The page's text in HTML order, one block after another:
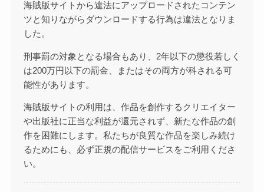
海賊版サイトから違法にアップロードされたコンテン
ツと知りながらダウンロードする行為は違法となりま
した。
刑事罰の対象となる場合もあり、2年以下の懲役若しく
は200万円以下の罰金、またはその両方が科される可
能性があります。
海賊版サイトの利用は、作品を創作するクリエイター
や出版社に正当な利益が還元されず、新たな作品の創
作を困難にします。私たちが良質な作品を楽しみ続け
るためにも、必ず正規の配信サービスをご利用くださ
い。